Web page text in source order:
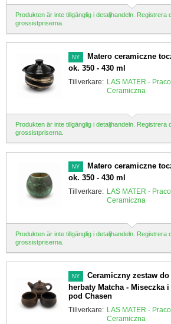
Produkten är inte tillgänglig i detaljhandeln. Registrera
grossistpriserna.
NY
Matero ceramiczne
ok. 350 - 430 ml
Tillverkare: LAS MATER -
Ceramiczna
Produkten är inte tillgänglig i detaljhandeln. Registrera
grossistpriserna.
NY
Matero ceramiczne
ok. 350 - 430 ml
Tillverkare: LAS MATER -
Ceramiczna
Produkten är inte tillgänglig i detaljhandeln. Registrera
grossistpriserna.
NY
Ceramiczny zestaw
herbaty Matcha - Miseczka
pod Chasen
Tillverkare: LAS MATER -
Ceramiczna